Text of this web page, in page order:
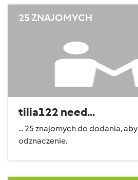
25 ZNAJOMYCH
tilia122 need...
... 25 znajomych do dodania,
odznaczenie.